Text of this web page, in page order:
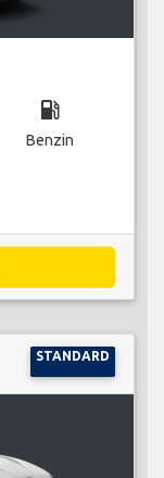
local_gas_station
Benzin
STANDARD